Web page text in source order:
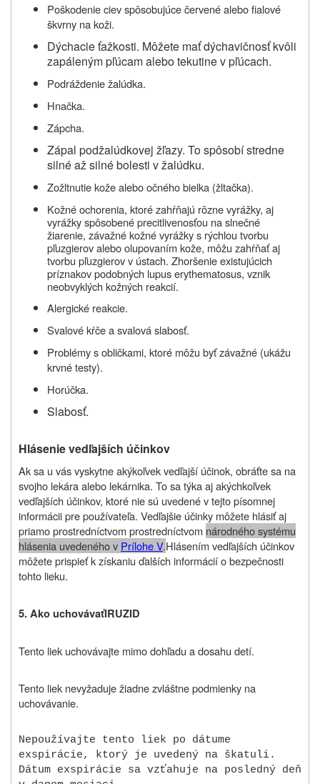
Poškodenie ciev spôsobujúce červené alebo fialové
škvrny na koži.
Dýchacie ťažkosti. Môžete mať dýchavičnosť kvôli
zapáleným pľúcam alebo tekutine v pľúcach.
Podráždenie žalúdka.
Hnačka.
Zápcha.
Zápal podžalúdkovej žľazy. To spôsobí stredne
silné až silné bolesti v žalúdku.
Zožltnutie kože alebo očného bielka (žltačka).
Kožné ochorenia, ktoré zahŕňajú rôzne vyrážky, aj
vyrážky spôsobené precitlivenosťou na slnečné
žiarenie, závažné kožné vyrážky s rýchlou tvorbu
pľuzgierov alebo olupovaním kože, môžu zahŕňať aj
tvorbu pľuzgierov v ústach. Zhoršenie existujúcich
príznakov podobných lupus erythematosus, vznik
neobvyklých kožných reakcií.
Alergické reakcie.
Svalové kŕče a svalová slabosť.
Problémy s obličkami, ktoré môžu byť závažné (ukážu
krvné testy).
Horúčka.
Slabosť.
Hlásenie vedľajších účinkov
Ak sa u vás vyskytne akýkoľvek vedľajší účinok, obráťte sa na
svojho lekára alebo lekárnika. To sa týka aj akýchkoľvek
vedľajších účinkov, ktoré nie sú uvedené v tejto písomnej
informácii pre používateľa. Vedľajšie účinky môžete hlásiť aj
priamo prostredníctvomprostredníctvom národného systému
hlásenia uvedeného v Prílohe V.Hlásením vedľajších účinkov
môžete prispieť k získaniu ďalších informácií o bezpečnosti
tohto lieku.
5.Ako uchovávaťIRUZID
Tento liek uchovávajte mimo dohľadu a dosahu detí.
Tento liek nevyžaduje žiadne zvláštne podmienky na
uchovávanie.
Nepoužívajte tento liek po dátume
exspirácie, ktorý je uvedený na škatuli.
Dátum exspirácie sa vzťahuje na posledný deň